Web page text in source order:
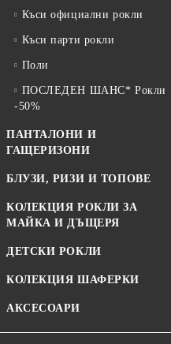
Къси официални рокли
Къси парти рокли
Поли
ПОСЛЕДЕН ШАНС* Рокли
-50%
ПАНТАЛОНИ И
ГАЩЕРИЗОНИ
БЛУЗИ, РИЗИ И ТОПОВЕ
КОЛЕКЦИЯ РОКЛИ ЗА
МАЙКА И ДЪЩЕРЯ
ДЕТСКИ РОКЛИ
КОЛЕКЦИЯ ШАФЕРКИ
АКСЕСОАРИ